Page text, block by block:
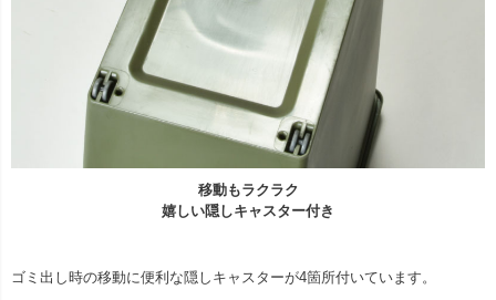
移動もラクラク
嬉しい隠しキャスター付き
ゴミ出し時の移動に便利な隠しキャスターが4箇所付いています。